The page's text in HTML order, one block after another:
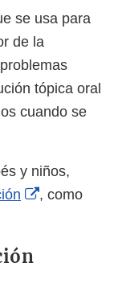
se usa para
de la
tópica oral
cuando se
y niños,
External
, como